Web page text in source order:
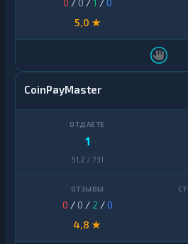
0 / 0 / 1 / 0
5,0 ★
CoinPayMaster
1
51,2 / 731
0 / 0 / 2 /0
4,8 ★